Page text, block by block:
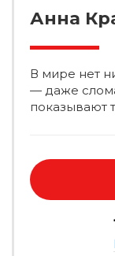
Анна
В мире нет
— даже
показывают